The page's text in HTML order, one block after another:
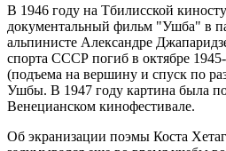
В 1946 году на Тбилисской
документальный фильм "Ушба" в
альпинисте Александре
спорта СССР погиб в октябре 1945-
(подъема на вершину и спуск по
Ушбы. В 1947 году картина была
Венецианском кинофестивале.
Об экранизации поэмы Коста